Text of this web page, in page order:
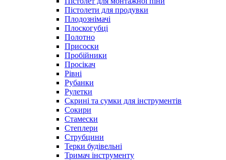
Пістолети для продувки
Плодознімачі
Плоскогубці
Полотно
Присоски
Пробійники
Просікач
Рівні
Рубанки
Рулетки
Скрині та сумки для інструментів
Сокири
Стамески
Степлери
Струбцини
Терки будівельні
Тримач інструменту